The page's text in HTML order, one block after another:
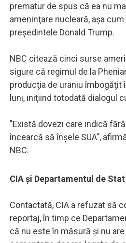
prematur de spus că ea nu
ameninţare nucleară, aşa
preşedintele Donald Trump.
NBC citează cinci surse
sigure că regimul de la
producţia de uraniu îmbogăţit
luni, iniţiind totodată dialogul
"Există dovezi care indică
încearcă să înşele SUA",
NBC.
CIA și Departamentul de
Contactată, CIA a refuzat să
reportaj, în timp ce
că nu este în măsură şi nu